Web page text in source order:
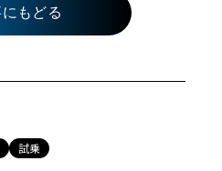
もどる
試乗